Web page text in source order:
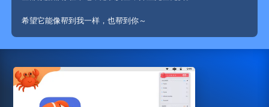
希望它能像帮到我一样，也帮到你～